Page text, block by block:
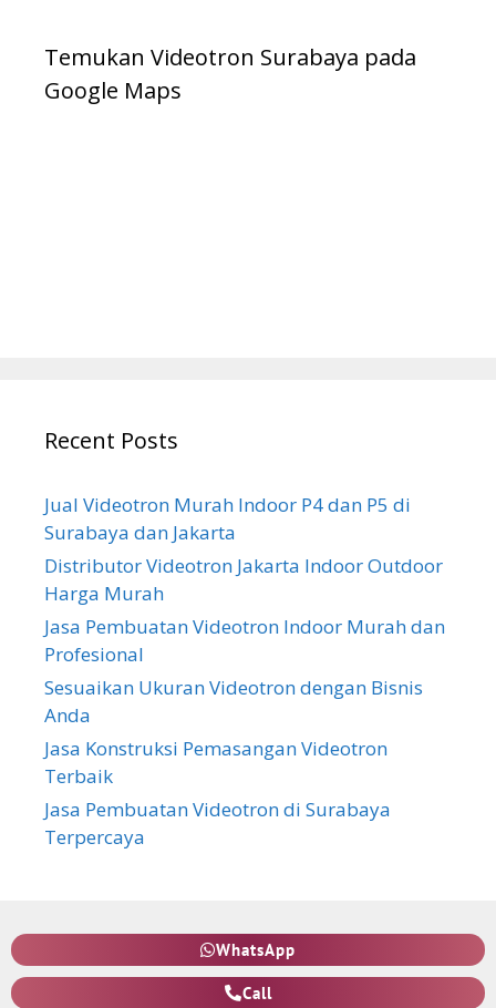
Temukan Videotron Surabaya pada
Google Maps
Recent Posts
Jual Videotron Murah Indoor P4 dan P5 di
Surabaya dan Jakarta
Distributor Videotron Jakarta Indoor Outdoor
Harga Murah
Jasa Pembuatan Videotron Indoor Murah dan
Profesional
Sesuaikan Ukuran Videotron dengan Bisnis
Anda
Jasa Konstruksi Pemasangan Videotron
Terbaik
Jasa Pembuatan Videotron di Surabaya
Terpercaya
WhatsApp
Call